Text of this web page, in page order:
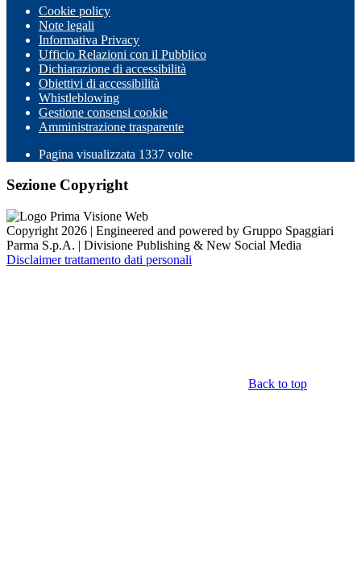
Cookie policy
Note legali
Informativa Privacy
Ufficio Relazioni con il Pubblico
Dichiarazione di accessibilità
Obiettivi di accessibilità
Whistleblowing
Gestione consensi cookie
Amministrazione trasparente
Pagina visualizzata 1337 volte
Sezione Copyright
Copyright 2026 | Engineered and powered by Gruppo Spaggiari
Parma S.p.A. | Divisione Publishing & New Social Media
Disclaimer trattamento dati personali
Back to top